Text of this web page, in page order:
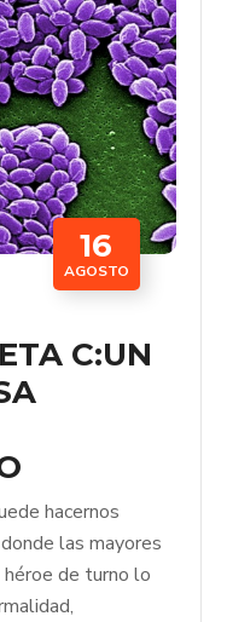
16
AGOSTO
C:UN
hacernos
las mayores
de turno lo